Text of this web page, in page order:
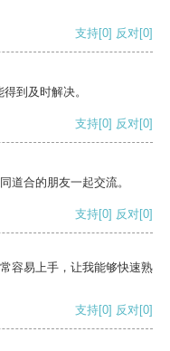
支持[0] 反对[0]
到及时解决。
支持[0] 反对[0]
道合的朋友一起交流。
支持[0] 反对[0]
容易上手，让我能够快速熟
支持[0] 反对[0]